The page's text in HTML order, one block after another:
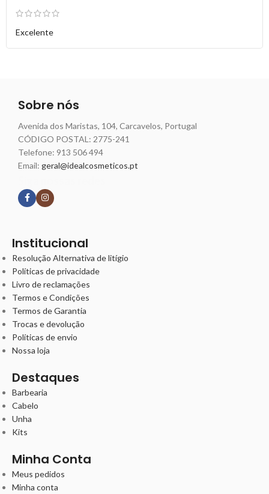
Excelente
Sobre nós
Avenida dos Maristas, 104, Carcavelos, Portugal
CÓDIGO POSTAL: 2775-241
Telefone: 913 506 494
Email: geral@idealcosmeticos.pt
Institucional
Resolução Alternativa de litígio
Políticas de privacidade
Livro de reclamações
Termos e Condições
Termos de Garantia
Trocas e devolução
Políticas de envio
Nossa loja
Destaques
Barbearia
Cabelo
Unha
Kits
Minha Conta
Meus pedidos
Minha conta